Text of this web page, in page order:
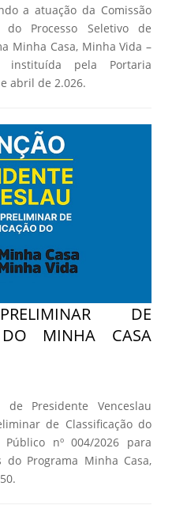
a atuação da Comissão
Processo Seletivo de
Minha Casa, Minha Vida –
instituída pela Portaria
abril de 2.026.
DE
DO MINHA CASA
Presidente Venceslau
de Classificação do
nº 004/2026 para
do Programa Minha Casa,